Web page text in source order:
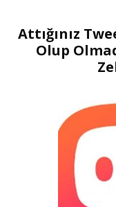
Attığınız
Olup